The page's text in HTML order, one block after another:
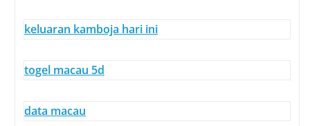
keluaran kamboja hari ini
togel macau 5d
data macau